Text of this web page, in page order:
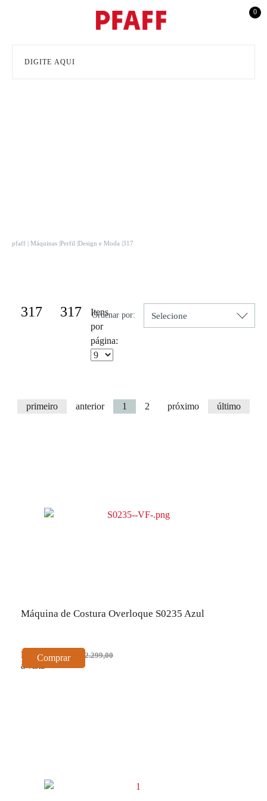
0
pfaff Máquinas Perfil Design e Moda 317
317 317 Ordenar por:
Itens
por
página:
primeiro anterior 1 2 próximo último
Máquina de Costura Overloque S0235 Azul
R$ 2.069,10 R$ 2.299,00
à vista
Comprar